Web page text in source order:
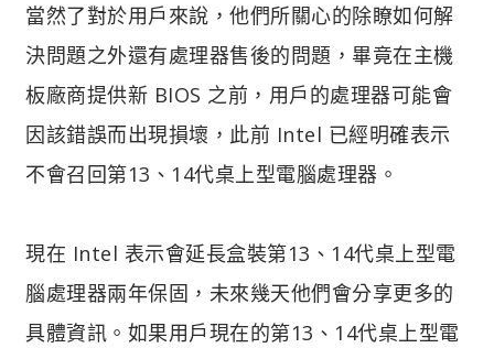
當然了對於用戶來說，他們所關心的除瞭如何解
決問題之外還有處理器售後的問題，畢竟在主機
板廠商提供新 BIOS 之前，用戶的處理器可能會
因該錯誤而出現損壞，此前 Intel 已經明確表示
不會召回第13、14代桌上型電腦處理器。
現在 Intel 表示會延長盒裝第13、14代桌上型電
腦處理器兩年保固，未來幾天他們會分享更多的
具體資訊。如果用戶現在的第13、14代桌上型電